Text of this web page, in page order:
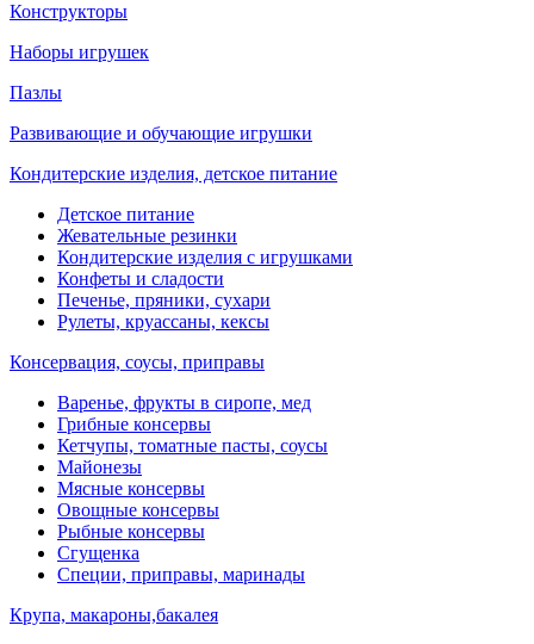
Конструкторы
Наборы игрушек
Пазлы
Развивающие и обучающие игрушки
Кондитерские изделия, детское питание
Детское питание
Жевательные резинки
Кондитерские изделия с игрушками
Конфеты и сладости
Печенье, пряники, сухари
Рулеты, круассаны, кексы
Консервация, соусы, приправы
Варенье, фрукты в сиропе, мед
Грибные консервы
Кетчупы, томатные пасты, соусы
Майонезы
Мясные консервы
Овощные консервы
Рыбные консервы
Сгущенка
Специи, приправы, маринады
Крупа, макароны,бакалея